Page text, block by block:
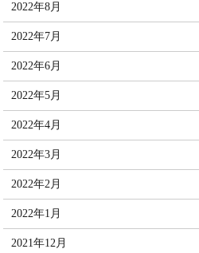
2022年8月
2022年7月
2022年6月
2022年5月
2022年4月
2022年3月
2022年2月
2022年1月
2021年12月